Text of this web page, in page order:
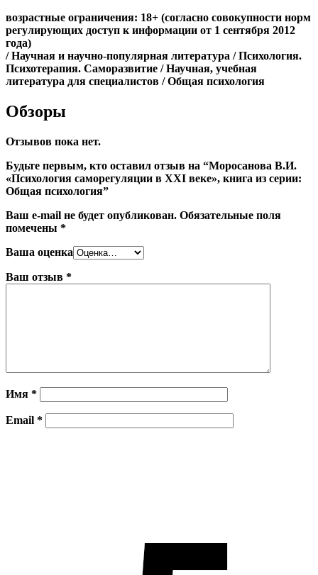
возрастные ограничения: 18+ (согласно совокупности норм
регулирующих доступ к информации от 1 сентября 2012
года)
/ Научная и научно-популярная литература / Психология.
Психотерапия. Саморазвитие / Научная, учебная
литература для специалистов / Общая психология
Обзоры
Отзывов пока нет.
Будьте первым, кто оставил отзыв на “Моросанова В.И.
«Психология саморегуляции в ХХI веке», книга из серии:
Общая психология”
Ваш e-mail не будет опубликован. Обязательные поля
помечены *
Ваша оценка
Ваш отзыв *
Имя *
Email *